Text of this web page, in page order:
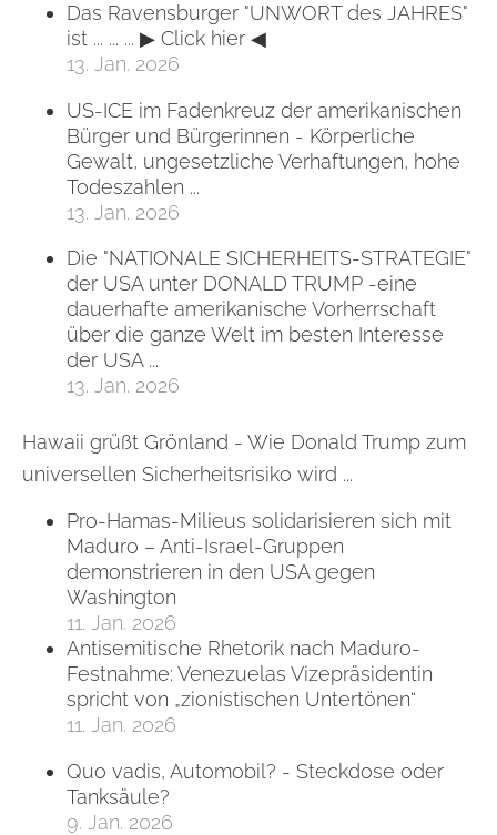
Das Ravensburger "UNWORT des JAHRES"
ist ... ... ... ▶ Click hier ◀
13. Jan. 2026
US-ICE im Fadenkreuz der amerikanischen
Bürger und Bürgerinnen - Körperliche
Gewalt, ungesetzliche Verhaftungen, hohe
Todeszahlen ...
13. Jan. 2026
Die "NATIONALE SICHERHEITS-STRATEGIE"
der USA unter DONALD TRUMP -eine
dauerhafte amerikanische Vorherrschaft
über die ganze Welt im besten Interesse
der USA ...
13. Jan. 2026
Hawaii grüßt Grönland - Wie Donald Trump zum
universellen Sicherheitsrisiko wird ...
Pro-Hamas-Milieus solidarisieren sich mit
Maduro – Anti-Israel-Gruppen
demonstrieren in den USA gegen
Washington
11. Jan. 2026
Antisemitische Rhetorik nach Maduro-
Festnahme: Venezuelas Vizepräsidentin
spricht von „zionistischen Untertönen“
11. Jan. 2026
Quo vadis, Automobil? - Steckdose oder
Tanksäule?
9. Jan. 2026